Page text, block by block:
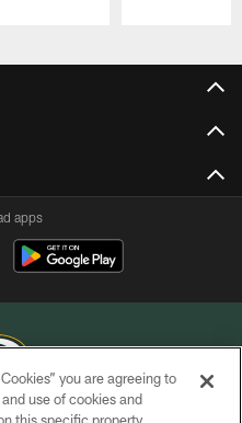
apps
you are agreeing to
use of cookies and